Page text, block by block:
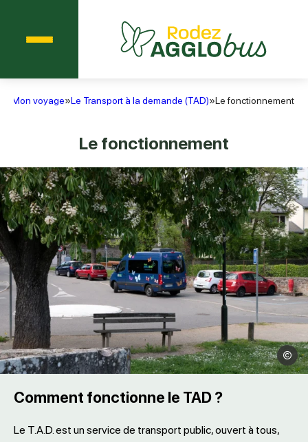
Mon voyage»Le Transport à la demande (TAD)»Le fonctionnement
Le fonctionnement
SATAR
Comment fonctionne le TAD ?
Le T.A.D. est un service de transport public, ouvert à tous,